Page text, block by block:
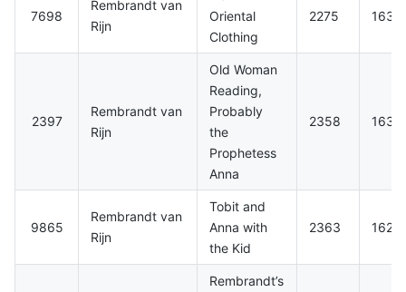
7698
Rembrandt van
Rijn
Oriental
Clothing
2275
2397
Rembrandt van
Rijn
Old Woman
Reading,
Probably
the
Prophetess
Anna
2358
9865
Rembrandt van
Rijn
Tobit and
Anna with
the Kid
2363
Rembrandt’s